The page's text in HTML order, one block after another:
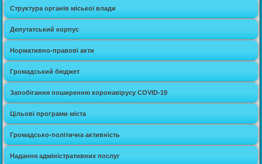
Структура органів міської влади
Депутатський корпус
Нормативно-правові акти
Громадський бюджет
Запобігання поширенню коронавірусу COVID-19
Цільові програми міста
Громадсько-політична активність
Надання адміністративних послуг